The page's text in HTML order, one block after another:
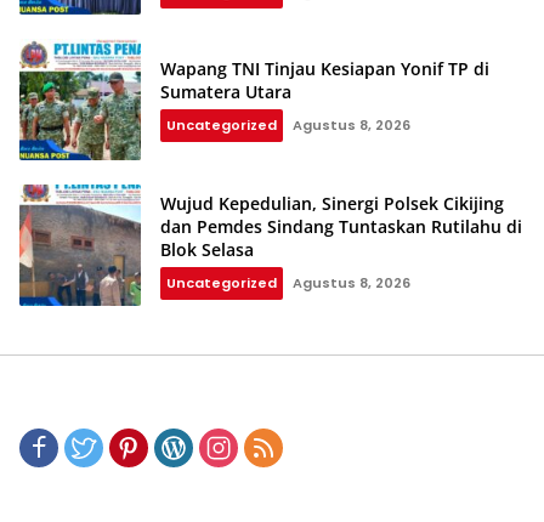
Wapang TNI Tinjau Kesiapan Yonif TP di
Sumatera Utara
Uncategorized Agustus 8, 2026
Wujud Kepedulian, Sinergi Polsek Cikijing
dan Pemdes Sindang Tuntaskan Rutilahu di
Blok Selasa‎‎
Uncategorized Agustus 8, 2026